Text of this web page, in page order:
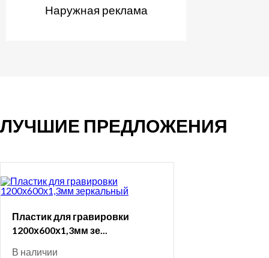
Наружная реклама
ЛУЧШИЕ ПРЕДЛОЖЕНИЯ
Пластик для гравировки
1200х600х1,3мм зе...
В наличии